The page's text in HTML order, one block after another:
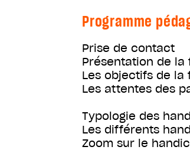
Programme
Prise de contact
Présentation de
Les objectifs de la
Les attentes des
Typologie des
Les différents
Zoom sur le